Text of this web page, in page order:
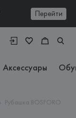
Перейти
Аксессуары
Рубашка BOSFORO